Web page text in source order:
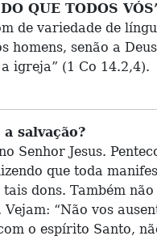
QUE TODOS
de variedade de
homens, senão a
igreja” (1 Co 14.2,4).
salvação?
Senhor Jesus.
que toda
dons. Também
“Não vos
o espírito Santo,